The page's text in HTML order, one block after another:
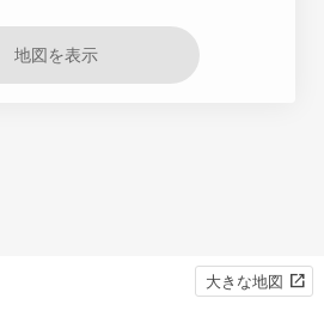
地図を表示
大きな地図